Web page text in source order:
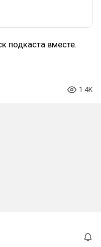
подкаста вместе.
1.4K